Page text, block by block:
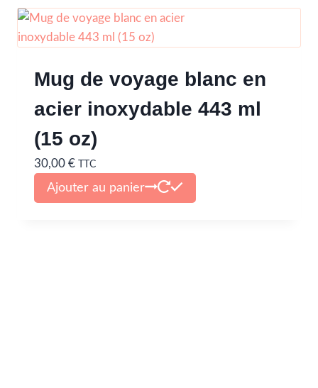
Mug de voyage blanc en
acier inoxydable 443 ml
(15 oz)
30,00 € TTC
Ajouter au panier